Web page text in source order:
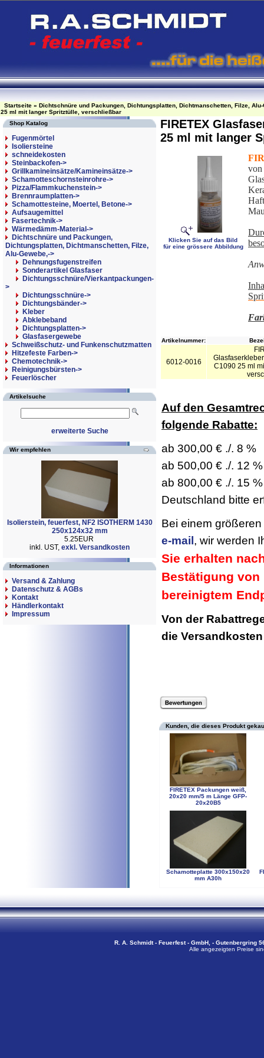
Startseite » Dichtschnüre und Packungen, Dichtungsplatten, Dichtmanschetten, Filze, Alu-
25 ml mit langer Spritztülle, verschließbar
Shop Katalog
Fugenmörtel
Isoliersteine
schneidekosten
Steinbackofen->
Grillkamineinsätze/Kamineinsätze->
Schamotteschornsteinrohre->
Pizza/Flammkuchenstein->
Brennraumplatten->
Schamottesteine, Moertel, Betone->
Aufsaugemittel
Fasertechnik->
Wärmedämm-Material->
Dichtschnüre und Packungen,
Dichtungsplatten, Dichtmanschetten, Filze,
Alu-Gewebe,->
Dehnungsfugenstreifen
Sonderartikel Glasfaser
Dichtungsschnüre/Vierkantpackungen-
>
Dichtungsschnüre->
Dichtungsbänder->
Kleber
Abklebeband
Dichtungsplatten->
Glasfasergewebe
Schweißschutz- und Funkenschutzmatten
Hitzefeste Farben->
Chemotechnik->
Reinigungsbürsten->
Feuerlöscher
Artikelsuche
erweiterte Suche
Wir empfehlen
Isolierstein, feuerfest, NF2 ISOTHERM 1430
250x124x32 mm
5.25EUR
inkl. UST, exkl. Versandkosten
Informationen
Versand & Zahlung
Datenschutz & AGBs
Kontakt
Händlerkontakt
Impressum
FIRETEX
25 ml mit langer
Klicken Sie auf das Bild
für eine grössere Abbildung
von
Artikelnummer:
6012-0016
C1090 25 ml
Auf den
folgende Rabatte:
ab 300,00 € ./. 8 %
ab 500,00 € ./. 12 %
ab 800,00 € ./. 15
Deutschland bitte
Bei einem
e-mail, wir werden
Sie erhalten
Bestätigung von
bereinigtem
Von der
die
Kunden, die dieses Produkt
FIRETEX Packungen weiß,
20x20 mm/5 m Länge GFP-
20x20B5
Schamotteplatte 300x150x20
mm A30h
R. A. Schmidt - Feuerfest - GmbH, - Gutenbergring
Alle angezeigten Preise